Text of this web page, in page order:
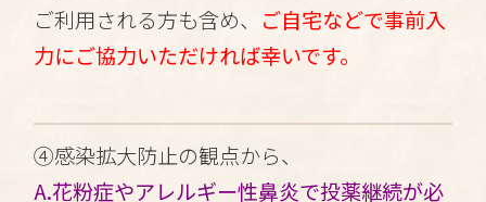
ご利用される方も含め、 ご自宅などで事前入
力にご協力いただければ幸いです。
④感染拡大防止の観点から、
A.花粉症やアレルギー性鼻炎で投薬継続が必